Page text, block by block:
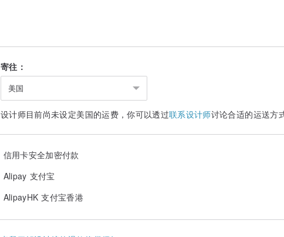
寄往：
美国
设计师目前尚未设定美国的运费，你可以透过联系设计师讨论合适的运送方
信用卡安全加密付款
Alipay 支付宝
AlipayHK 支付宝香港